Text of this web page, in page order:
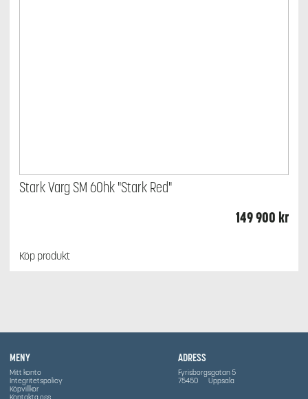
Stark Varg SM 60hk "Stark Red"
149 900 kr
Köp produkt
MENY
Mitt konto
Integritetspolicy
Köpvillkor
Kontakta oss
ADRESS
Fyrisborgsgatan 5
75450
Uppsala